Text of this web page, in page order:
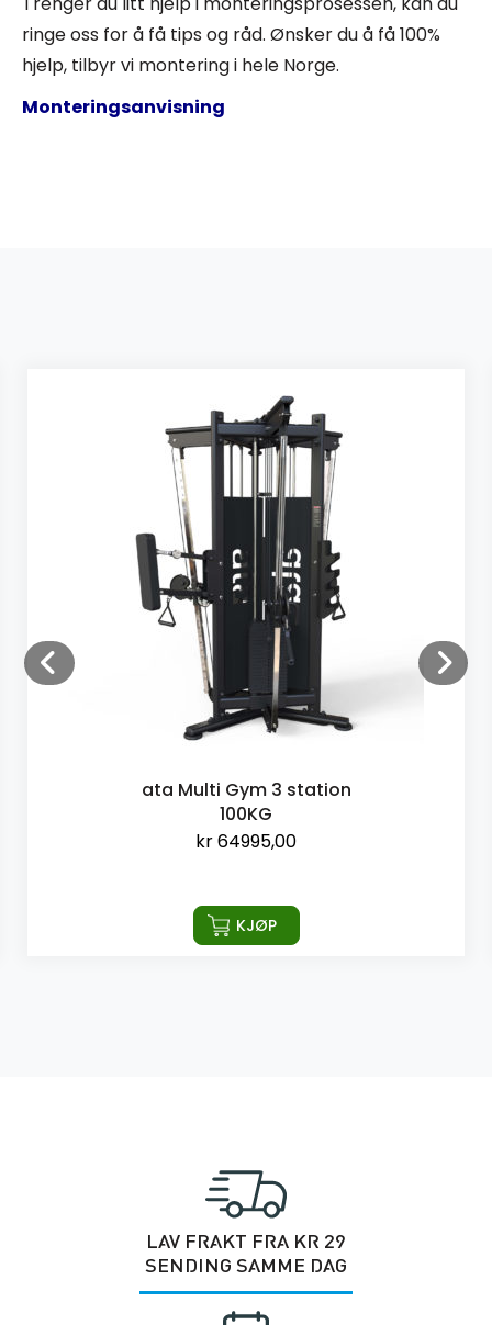
ringe oss for å få tips og råd. Ønsker du å få 100%
hjelp, tilbyr vi montering i hele Norge.
Monteringsanvisning
ata Multi Gym 3 station
100KG
kr64995,00
KJØP
LAV FRAKT FRA KR 29
SENDING SAMME DAG